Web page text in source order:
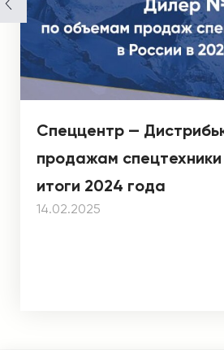
Спеццентр —
продажам спецтехники
итоги 2024 года
14.02.2025